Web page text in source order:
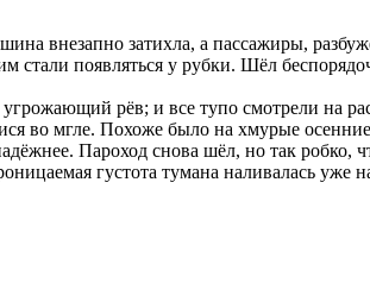
внезапно затихла, а пассажиры,
стали появляться у рубки. Шёл
рёв; и все тупо смотрели на
во мгле. Похоже было на хмурые
Пароход снова шёл, но так робко,
густота тумана наливалась уже